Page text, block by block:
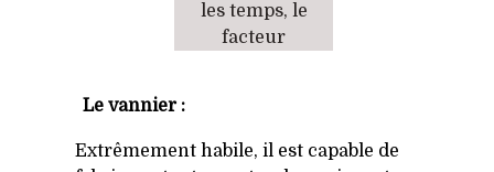
les temps, le
facteur
Le vannier :
Extrêmement habile, il est capable de